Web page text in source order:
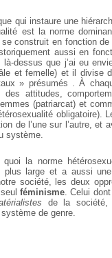
qui instaure une
est la norme
construit en fonction de
aussi en
dessus que j’ai eu
et femelle) et il divise
» présumés . À
attitudes,
(patriarcat) et
obligatoire).
de l’une sur l’autre, et
système.
la norme
plus large et a aussi
société, les deux
féminisme . Celui
de la société,
de genre.